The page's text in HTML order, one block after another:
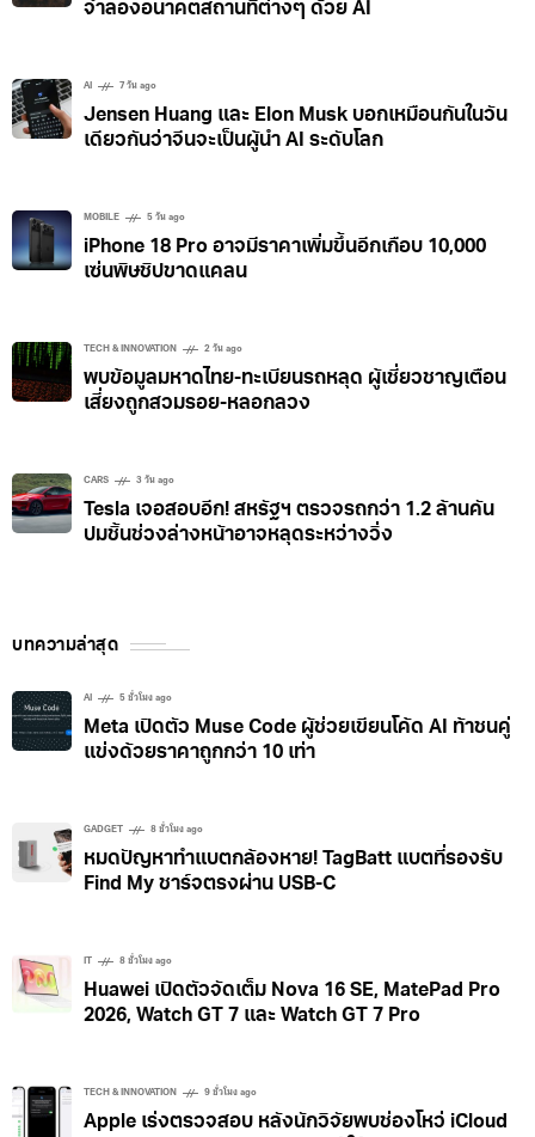
จำลองอนาคตสถานที่ต่างๆ ด้วย AI
AI 7 วัน ago
Jensen Huang และ Elon Musk บอกเหมือนกันในวัน
เดียวกันว่าจีนจะเป็นผู้นำ AI ระดับโลก
MOBILE 5 วัน ago
iPhone 18 Pro อาจมีราคาเพิ่มขึ้นอีกเกือบ 10,000
เซ่นพิษชิปขาดแคลน
TECH & INNOVATION 2 วัน ago
พบข้อมูลมหาดไทย-ทะเบียนรถหลุด ผู้เชี่ยวชาญเตือน
เสี่ยงถูกสวมรอย-หลอกลวง
CARS 3 วัน ago
Tesla เจอสอบอีก! สหรัฐฯ ตรวจรถกว่า 1.2 ล้านคัน
ปมชิ้นช่วงล่างหน้าอาจหลุดระหว่างวิ่ง
บทความล่าสุด
AI 5 ชั่วโมง ago
Meta เปิดตัว Muse Code ผู้ช่วยเขียนโค้ด AI ท้าชนคู่
แข่งด้วยราคาถูกกว่า 10 เท่า
GADGET 8 ชั่วโมง ago
หมดปัญหาทำแบตกล้องหาย! TagBatt แบตที่รองรับ
Find My ชาร์จตรงผ่าน USB-C
8 ชั่วโมง ago
Huawei เปิดตัวจัดเต็ม Nova 16 SE, MatePad Pro
2026, Watch GT 7 และ Watch GT 7 Pro
TECH & INNOVATION 9 ชั่วโมง ago
Apple เร่งตรวจสอบ หลังนักวิจัยพบช่องโหว่ iCloud